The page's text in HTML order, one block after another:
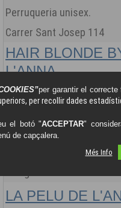
Perruqueria unisex.
Carrer Sant Josep 114
HAIR BLONDE
L'ANNA
HAIR BLONDE
Carrer Sant Josep 1
HELLO NAILS
Ungles perfectes per
LA PELU DE
per garantir el
per recollir dades
el botó "ACCEPTAR"
de capçalera.
Més Info